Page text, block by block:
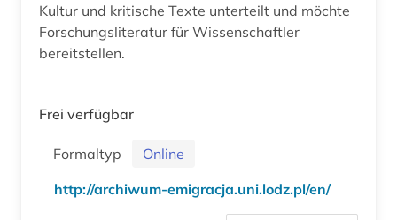
Kultur und kritische Texte unterteilt und möchte
Forschungsliteratur für Wissenschaftler
bereitstellen.
Frei verfügbar
Formaltyp
Online
http://archiwum-emigracja.uni.lodz.pl/en/